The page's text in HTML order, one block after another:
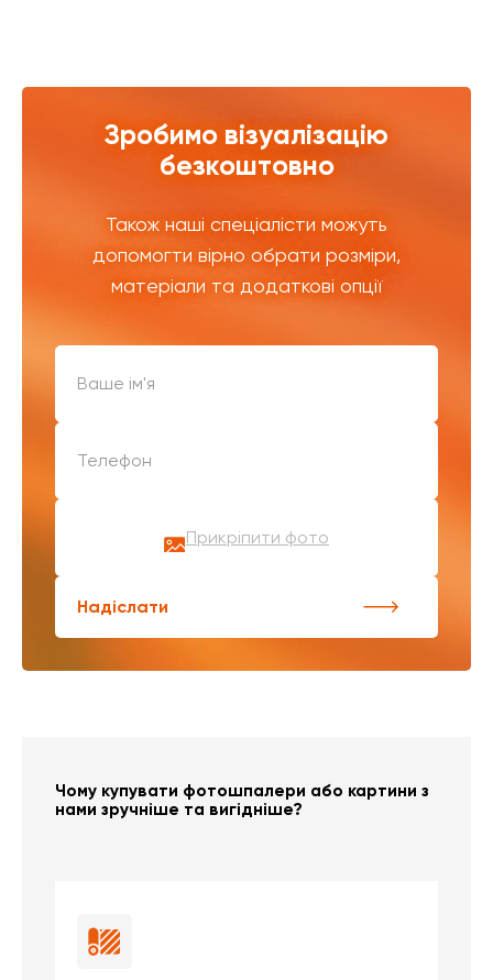
Зробимо візуалізацію
безкоштовно
Також наші спеціалісти можуть
допомогти вірно обрати розміри,
матеріали та додаткові опції
Прикріпити фото
Надіслати
Чому купувати фотошпалери або картини з
нами зручніше та вигідніше?